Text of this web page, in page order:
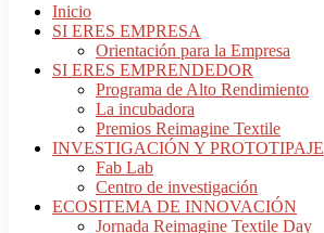
Inicio
SI ERES EMPRESA
Orientación para la Empresa
SI ERES EMPRENDEDOR
Programa de Alto Rendimiento
La incubadora
Premios Reimagine Textile
INVESTIGACIÓN Y PROTOTIPAJE
Fab Lab
Centro de investigación
ECOSITEMA DE INNOVACIÓN
Jornada Reimagine Textile Day